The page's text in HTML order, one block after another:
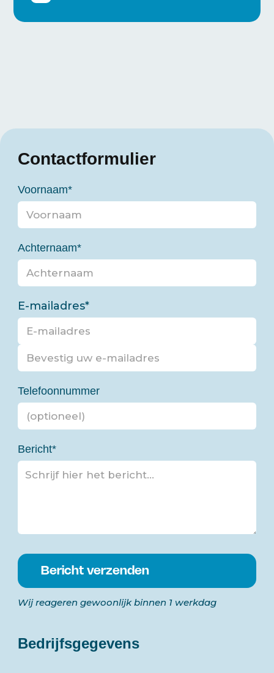
Contactformulier
Voornaam*
Achternaam*
E-mailadres*
E-mailadres invoeren
Telefoonnummer
Bericht*
Wij reageren gewoonlijk binnen 1 werkdag
Bedrijfsgegevens